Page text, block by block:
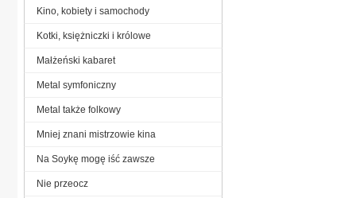
Kino, kobiety i samochody
Kotki, księżniczki i królowe
Małżeński kabaret
Metal symfoniczny
Metal także folkowy
Mniej znani mistrzowie kina
Na Soykę mogę iść zawsze
Nie przeocz